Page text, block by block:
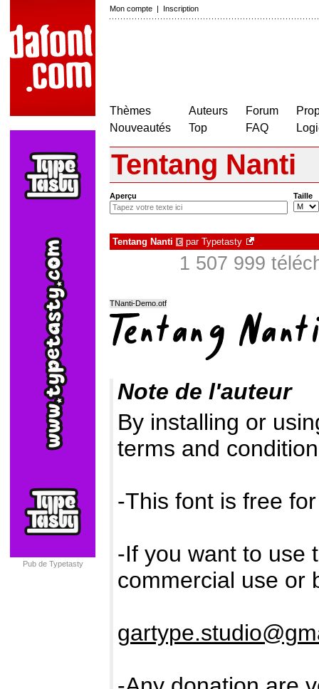
Mon compte | Inscription
Thèmes
Nouveautés
Auteurs
Top
Forum
FAQ
Pub de Typetasty
Tentang Nanti
Aperçu Taille
Tentang Nanti € par Typetasty
1 507 999
TNanti-Demo.otf
Note de l'auteur
By installing or
terms and
-This font is free
-If you want to use
commercial use or